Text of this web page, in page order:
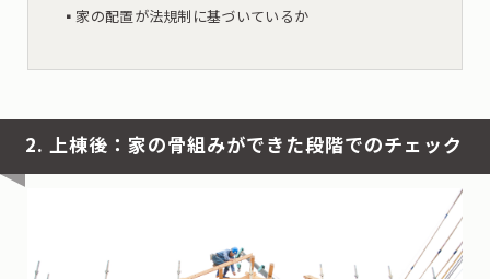
▪︎家の配置が法規制に基づいているか
2. 上棟後：家の骨組みができた段階でのチェック